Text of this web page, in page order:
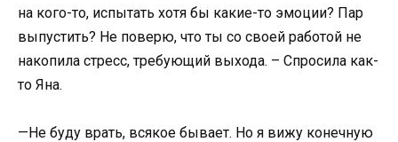
на кого-то, испытать хотя бы какие-то эмоции? Пар
выпустить? Не поверю, что ты со своей работой не
накопила стресс, требующий выхода. – Спросила как-
то Яна.
—Не буду врать, всякое бывает. Но я вижу конечную